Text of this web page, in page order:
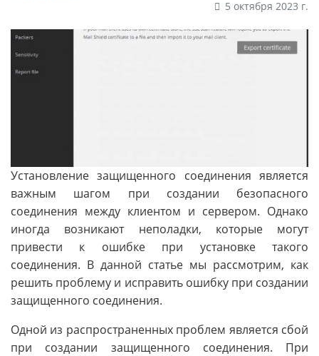
5 октября 2023 г.
Установление защищенного соединения является
важным шагом при создании безопасного
соединения между клиентом и сервером. Однако
иногда возникают неполадки, которые могут
привести к ошибке при установке такого
соединения. В данной статье мы рассмотрим, как
решить проблему и исправить ошибку при создании
защищенного соединения.
Одной из распространенных проблем является сбой
при создании защищенного соединения. При